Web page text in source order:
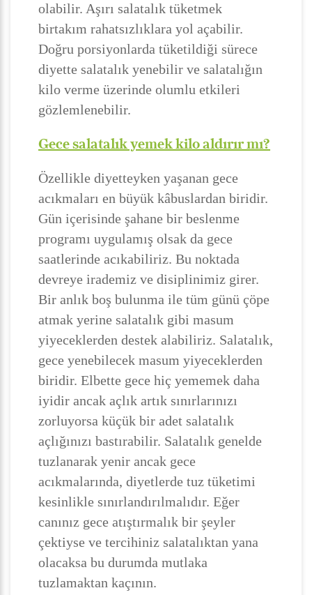
olabilir. Aşırı salatalık tüketmek
birtakım rahatsızlıklara yol açabilir.
Doğru porsiyonlarda tüketildiği sürece
diyette salatalık yenebilir ve salatalığın
kilo verme üzerinde olumlu etkileri
gözlemlenebilir.
Gece salatalık yemek kilo aldırır mı?
Özellikle diyetteyken yaşanan gece
acıkmaları en büyük kâbuslardan biridir.
Gün içerisinde şahane bir beslenme
programı uygulamış olsak da gece
saatlerinde acıkabiliriz. Bu noktada
devreye irademiz ve disiplinimiz girer.
Bir anlık boş bulunma ile tüm günü çöpe
atmak yerine salatalık gibi masum
yiyeceklerden destek alabiliriz. Salatalık,
gece yenebilecek masum yiyeceklerden
biridir. Elbette gece hiç yememek daha
iyidir ancak açlık artık sınırlarınızı
zorluyorsa küçük bir adet salatalık
açlığınızı bastırabilir. Salatalık genelde
tuzlanarak yenir ancak gece
acıkmalarında, diyetlerde tuz tüketimi
kesinlikle sınırlandırılmalıdır. Eğer
canınız gece atıştırmalık bir şeyler
çektiyse ve tercihiniz salatalıktan yana
olacaksa bu durumda mutlaka
tuzlamaktan kaçının.